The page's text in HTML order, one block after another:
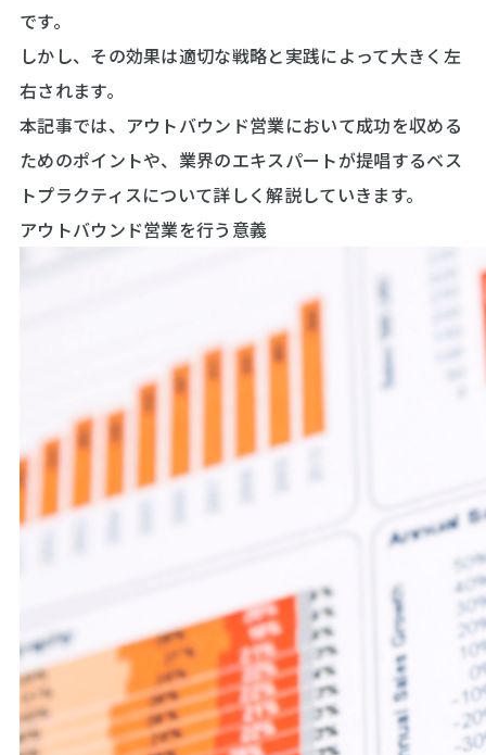
です。
しかし、その効果は適切な戦略と実践によって大きく左
右されます。
本記事では、アウトバウンド営業において成功を収める
ためのポイントや、業界のエキスパートが提唱するベス
トプラクティスについて詳しく解説していきます。
アウトバウンド営業を行う意義